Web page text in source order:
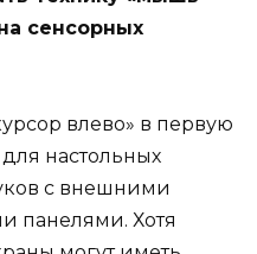
сенсорных
влево» в первую
настольных
с внешними
панелями. Хотя